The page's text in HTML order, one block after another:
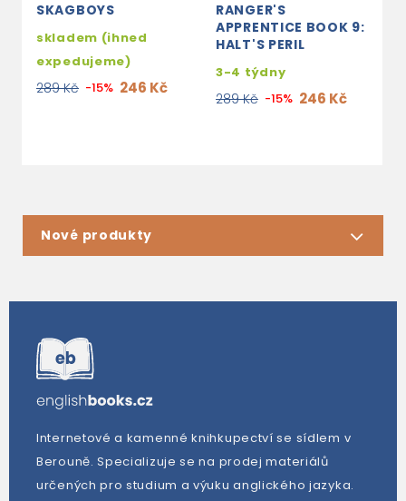
SKAGBOYS
skladem (ihned
expedujeme)
289 Kč -15% 246 Kč
RANGER'S
APPRENTICE BOOK 9:
HALT'S PERIL
3-4 týdny
289 Kč -15% 246 Kč
Nové produkty
Internetové a kamenné knihkupectví se sídlem v
Berouně. Specializuje se na prodej materiálů
určených pro studium a výuku anglického jazyka.